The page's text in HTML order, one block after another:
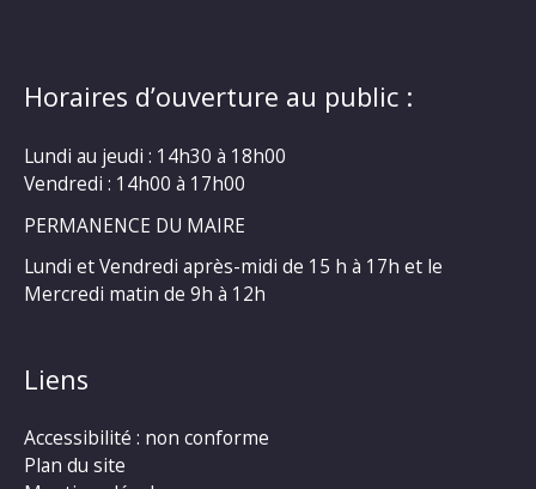
Horaires d’ouverture au public :
Lundi au jeudi : 14h30 à 18h00
Vendredi : 14h00 à 17h00
PERMANENCE DU MAIRE
Lundi et Vendredi après-midi de 15 h à 17h et le
Mercredi matin de 9h à 12h
Liens
Accessibilité : non conforme
Plan du site